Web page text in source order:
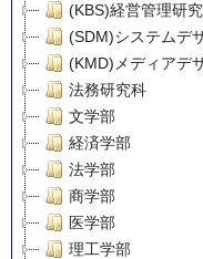
(KBS)経営管理研
(SDM)システムデ
(KMD)メディアデ
法務研究科
文学部
経済学部
法学部
商学部
医学部
理工学部